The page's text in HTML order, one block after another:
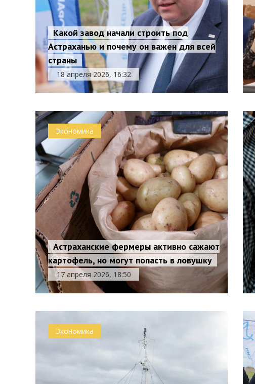
Какой завод начали строить под
Астраханью и почему он важен для всей
страны
18 апреля 2026, 16:32
Экономика
Астраханские фермеры активно сажают
картофель, но могут попасть в ловушку
17 апреля 2026, 18:50
Экономика